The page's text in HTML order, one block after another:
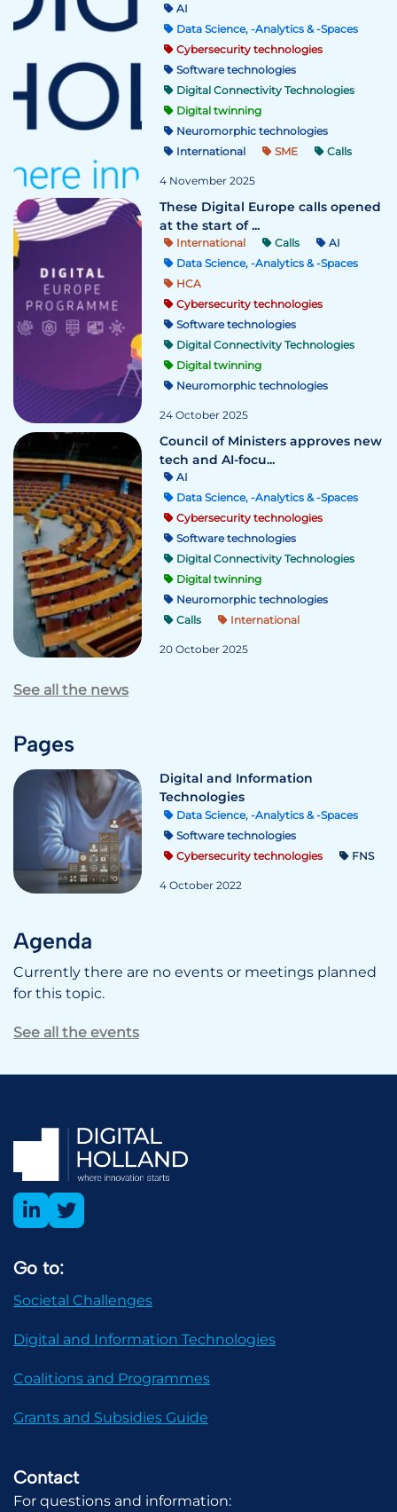
AI
Data Science, -Analytics & -Spaces
Cybersecurity technologies
Software technologies
Digital Connectivity Technologies
Digital twinning
Neuromorphic technologies
International
SME Calls
4 November 2025
These Digital Europe calls opened
at the start of ...
International Calls
AI
Data Science, -Analytics & -Spaces
HCA
Cybersecurity technologies
Software technologies
Digital Connectivity Technologies
Digital twinning
Neuromorphic technologies
24 October 2025
Council of Ministers approves new
tech and AI-focu...
AI
Data Science, -Analytics & -Spaces
Cybersecurity technologies
Software technologies
Digital Connectivity Technologies
Digital twinning
Neuromorphic technologies
Calls
International
20 October 2025
See all the news
Pages
Digital and Information
Technologies
Data Science, -Analytics & -Spaces
Software technologies
Cybersecurity technologies
FNS
4 October 2022
Agenda
Currently there are no events or meetings planned
for this topic.
See all the events
Go to:
Societal Challenges
Digital and Information Technologies
Coalitions and Programmes
Grants and Subsidies Guide
Contact
For questions and information: